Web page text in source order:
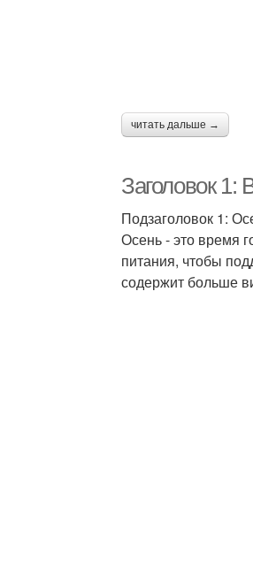
читать дальше →
Заголовок 1:
Подзаголовок 1:
Осень - это время
питания, чтобы
содержит больше